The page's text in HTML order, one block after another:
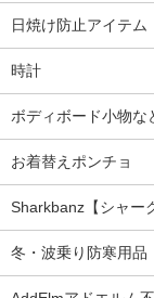
日焼け防止アイテム
時計
ボディボード小物な
お着替えポンチョ
Sharkbanz【シャー
冬・波乗り防寒用品